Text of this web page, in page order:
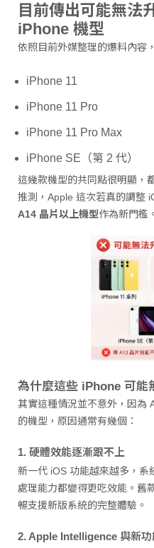
目前傳出可能無法
iPhone 機型
依照目前外媒整理的爆料內容
iPhone 11
iPhone 11 Pro
iPhone 11 Pro Max
iPhone SE（第 2 代）
這幾款機型的共同點很明顯，
推測，Apple 這次若真的調整
A14 晶片以上機型作為新門檻。
為什麼這些 iPhone 可能
其實這種情況並不意外，因為
的機型，原因通常有幾個：
1. 硬體效能逐漸跟不上
新一代 iOS 功能越來越多，系
處理能力都變得更吃效能。舊
暢支援新版系統的完整體驗。
2. Apple Intelligence 與新功